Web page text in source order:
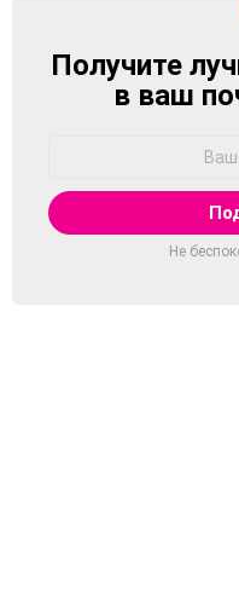
NEWSLETTER
Получите
в ваш
Не